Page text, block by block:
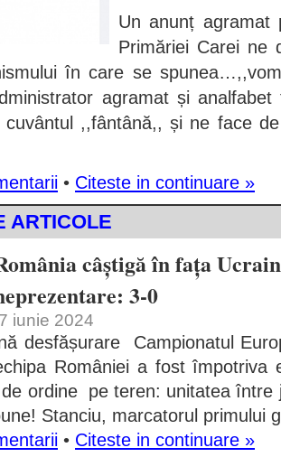
Un anunț
Primăriei Carei ne
în care se
agramat și
cuvântul ,,fântână,, și ne face
• Citeste in continuare »
ARTICOLE
câștigă în fața
3-0
iunie 2024
desfășurare Campionatul
României a fost împotriva
ordine pe teren: unitatea între
Stanciu, marcatorul primului
• Citeste in continuare »